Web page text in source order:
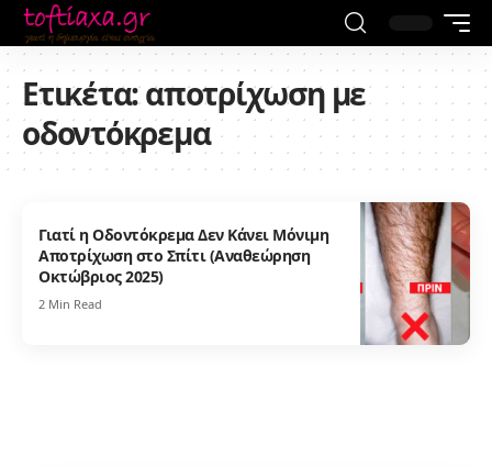
Ετικέτα:αποτρίχωση με
οδοντόκρεμα
Γιατί η Οδοντόκρεμα Δεν Κάνει Μόνιμη
Αποτρίχωση στο Σπίτι (Αναθεώρηση
Οκτώβριος 2025)
2 Min Read